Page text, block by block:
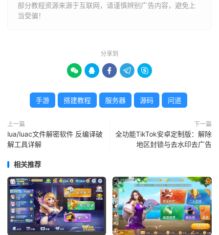
部分教程资源来源于互联网，请谨慎辨别广告内容，避免上
当受骗！
分享到
    
手游 搭建教程 服务器 源码 问道
上一篇
lua/luac文件解密软件 反编译破
解工具详解
下一篇
全功能TikTok安卓定制版：解除
地区封锁与去水印去广告
相关推荐